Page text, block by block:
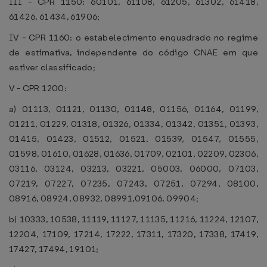
61426, 61434, 61906;
IV - CPR 1160: o estabelecimento enquadrado no regime
de estimativa, independente do código CNAE em que
estiver classificado;
V - CPR 1200:
a) 01113, 01121, 01130, 01148, 01156, 01164, 01199,
01211, 01229, 01318, 01326, 01334, 01342, 01351, 01393,
01415, 01423, 01512, 01521, 01539, 01547, 01555,
01598, 01610, 01628, 01636, 01709, 02101, 02209, 02306,
03116, 03124, 03213, 03221, 05003, 06000, 07103,
07219, 07227, 07235, 07243, 07251, 07294, 08100,
08916, 08924, 08932, 08991,09106, 09904;
b) 10333, 10538, 11119, 11127, 11135, 11216, 11224, 12107,
12204, 17109, 17214, 17222, 17311, 17320, 17338, 17419,
17427, 17494, 19101;